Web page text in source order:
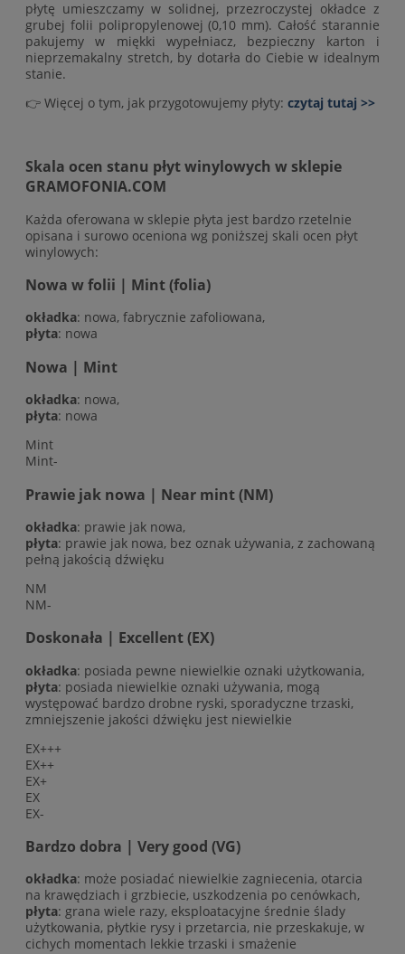
płytę umieszczamy w solidnej, przezroczystej okładce z
grubej folii polipropylenowej (0,10 mm). Całość starannie
pakujemy w miękki wypełniacz, bezpieczny karton i
nieprzemakalny stretch, by dotarła do Ciebie w idealnym
stanie.
👉 Więcej o tym, jak przygotowujemy płyty: czytaj tutaj >>
Skala ocen stanu płyt winylowych w sklepie
GRAMOFONIA.COM
Każda oferowana w sklepie płyta jest bardzo rzetelnie
opisana i surowo oceniona wg poniższej skali ocen płyt
winylowych:
Nowa w folii | Mint (folia)
okładka: nowa, fabrycznie zafoliowana,
płyta: nowa
Nowa | Mint
okładka: nowa,
płyta: nowa
Mint
Mint-
Prawie jak nowa | Near mint (NM)
okładka: prawie jak nowa,
płyta: prawie jak nowa, bez oznak używania, z zachowaną
pełną jakością dźwięku
NM
NM-
Doskonała | Excellent (EX)
okładka: posiada pewne niewielkie oznaki użytkowania,
płyta: posiada niewielkie oznaki używania, mogą
występować bardzo drobne ryski, sporadyczne trzaski,
zmniejszenie jakości dźwięku jest niewielkie
EX+++
EX++
EX+
EX
EX-
Bardzo dobra | Very good (VG)
okładka: może posiadać niewielkie zagniecenia, otarcia
na krawędziach i grzbiecie, uszkodzenia po cenówkach,
płyta: grana wiele razy, eksploatacyjne średnie ślady
użytkowania, płytkie rysy i przetarcia, nie przeskakuje, w
cichych momentach lekkie trzaski i smażenie